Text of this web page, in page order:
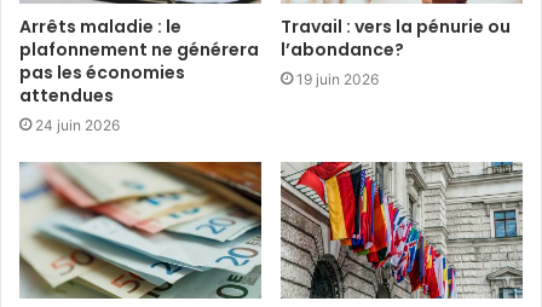
Arrêts maladie : le
plafonnement ne générera
pas les économies
attendues
24 juin 2026
Travail : vers la pénurie ou
l’abondance?
19 juin 2026